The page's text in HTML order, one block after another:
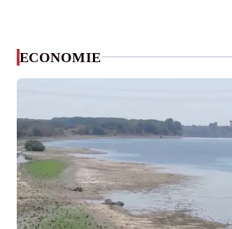
ECONOMIE